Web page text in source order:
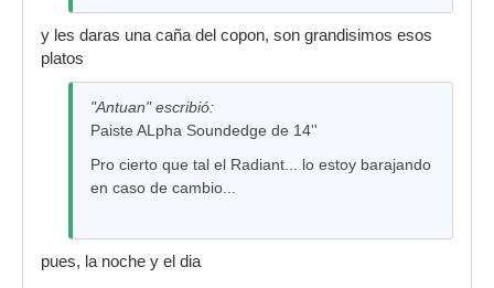
y les daras una caña del copon, son grandisimos esos
platos
"Antuan" escribió:
Paiste ALpha Soundedge de 14''
Pro cierto que tal el Radiant... lo estoy barajando
en caso de cambio...
pues, la noche y el dia